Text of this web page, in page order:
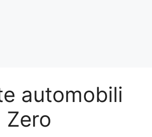
automobili
Zero